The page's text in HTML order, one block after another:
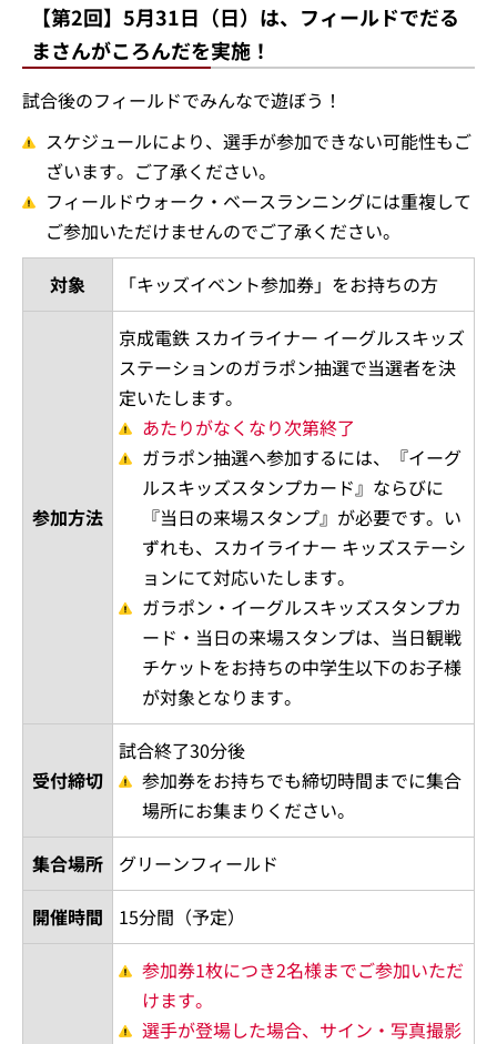
【第2回】5月31日（日）は、フィールドでだる
まさんがころんだを実施！
試合後のフィールドでみんなで遊ぼう！
スケジュールにより、選手が参加できない可能性もご
ざいます。ご了承ください。
フィールドウォーク・ベースランニングには重複して
ご参加いただけませんのでご了承ください。
対象
「キッズイベント参加券」をお持ちの方
参加方法
京成電鉄 スカイライナー イーグルスキッズ
ステーションのガラポン抽選で当選者を決
定いたします。
あたりがなくなり次第終了
ガラポン抽選へ参加するには、『イーグ
ルスキッズスタンプカード』ならびに
『当日の来場スタンプ』が必要です。い
ずれも、スカイライナー キッズステーシ
ョンにて対応いたします。
ガラポン・イーグルスキッズスタンプカ
ード・当日の来場スタンプは、当日観戦
チケットをお持ちの中学生以下のお子様
が対象となります。
受付締切
試合終了30分後
参加券をお持ちでも締切時間までに集合
場所にお集まりください。
集合場所
グリーンフィールド
開催時間
15分間（予定）
参加券1枚につき2名様までご参加いただ
けます。
選手が登場した場合、サイン・写真撮影